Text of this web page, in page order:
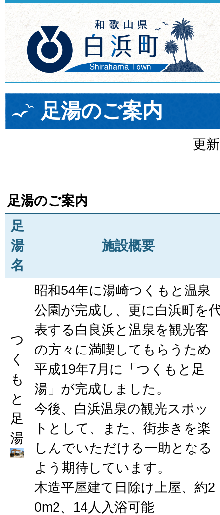
足湯のご案内
更
足湯のご案内
足
湯
名
施設概要
つ
く
も
と
足
湯
昭和54年に湯崎つくもと温泉
公園が完成し、更に白浜町を
表する白良浜と温泉を観光客
の方々に満喫してもらうため
平成19年7月に「つくもと足
湯」が完成しました。
今後、白浜温泉の観光スポッ
トとして、また、街歩きを楽
しんでいただける一助となる
よう期待しています。
木造平屋建て日除け上屋、約2
0m2、14人入浴可能